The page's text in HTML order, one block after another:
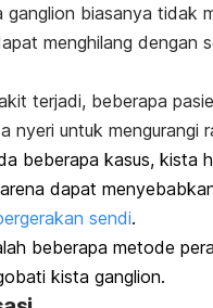
ganglion biasanya tidak
menghilang dengan
terjadi, beberapa
nyeri untuk mengurangi
beberapa kasus, kista
dapat
sendi.
beberapa metode
kista ganglion.